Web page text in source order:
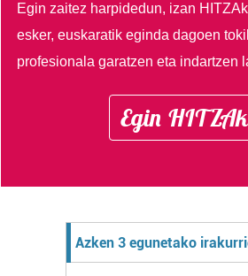
Egin zaitez harpidedun, izan
esker, euskaratik eginda dagoen
profesionala garatzen eta indartzen
Egin
Azken 3 egunetako